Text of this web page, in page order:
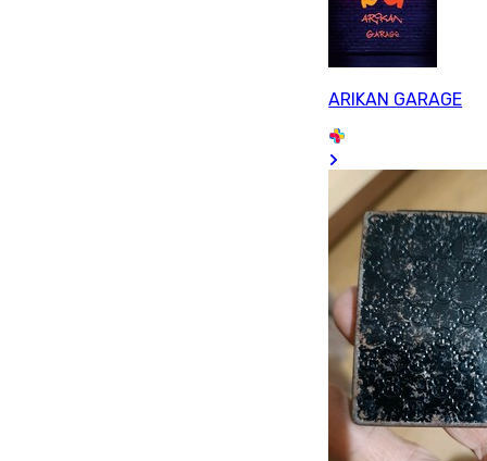
ARIKAN GARAGE